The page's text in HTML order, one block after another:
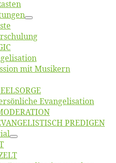
mit Musikern
Evangelisation
PREDIGEN